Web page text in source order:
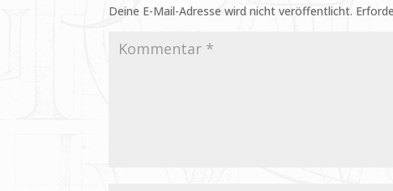
Deine E-Mail-Adresse wird nicht veröffentlicht.